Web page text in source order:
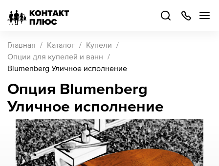
Главная Каталог
Купели
Опции для купелей и ванн
Blumenberg Уличное исполнение
Опция Blumenberg
Уличное исполнение
499
504-
48
Каталог
товаров
партнером
Войти
Войти
О компании
Как купить